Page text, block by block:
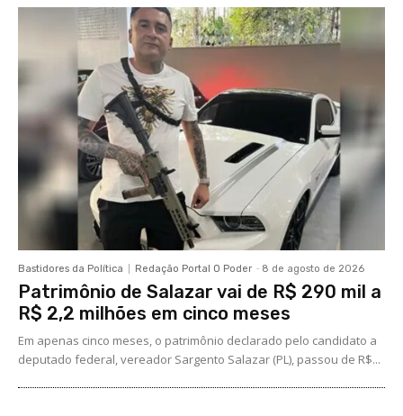
Bastidores da Política Redação Portal O Poder - 8 de agosto de 2026
Patrimônio de Salazar vai de R$ 290 mil a
R$ 2,2 milhões em cinco meses
Em apenas cinco meses, o patrimônio declarado pelo candidato a
deputado federal, vereador Sargento Salazar (PL), passou de R$...